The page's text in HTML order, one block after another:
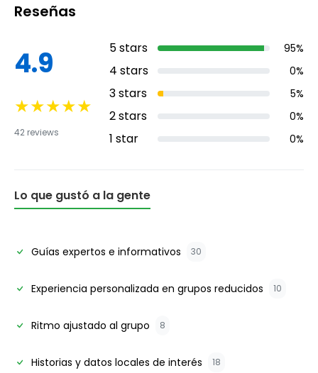
Reseñas
4.9
★★★★★
42 reviews
5stars 95%
4 stars 0%
3stars 5%
2stars 0%
1 star 0%
Lo que gustó a la gente
Guías expertos e informativos 30
Experiencia personalizada en grupos reducidos 10
Ritmo ajustado al grupo 8
Historias y datos locales de interés 18